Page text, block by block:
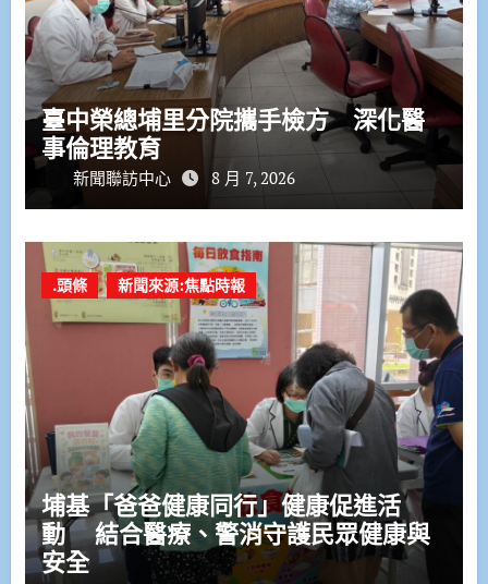
臺中榮總埔里分院攜手檢方 深化醫
事倫理教育
新聞聯訪中心 8 月 7, 2026
.頭條 新聞來源:焦點時報
埔基「爸爸健康同行」健康促進活
動 結合醫療、警消守護民眾健康與
安全